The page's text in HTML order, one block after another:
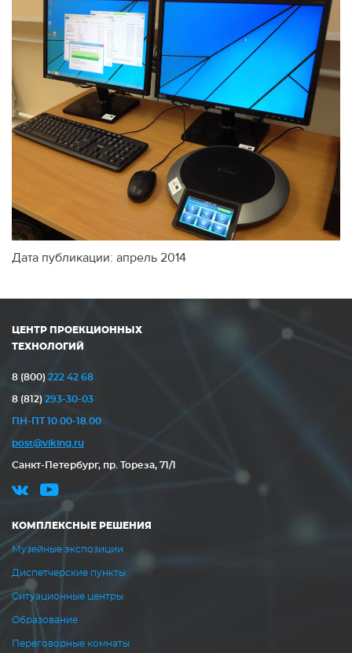
Дата публикации: апрель 2014
ЦЕНТР ПРОЕКЦИОННЫХ
ТЕХНОЛОГИЙ
8 (800) 222 42 68
8 (812) 293-30-03
ПН-ПТ 10.00-18.00
post@viking.ru
Санкт-Петербург, пр. Тореза, 71/1
КОМПЛЕКСНЫЕ РЕШЕНИЯ
Музейные экспозиции
Диспетчерские пункты
Ситуационные центры
Образование
Переговорные комнаты